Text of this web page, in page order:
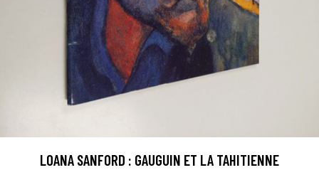
LOANA SANFORD : GAUGUIN ET LA TAHITIENNE